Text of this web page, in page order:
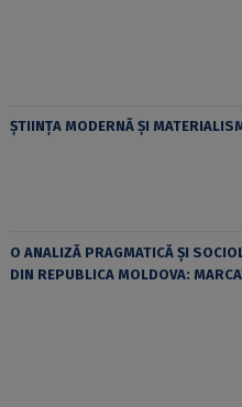
ȘTIINȚA MODERNĂ ȘI
O ANALIZĂ PRAGMATICĂ ȘI
DIN REPUBLICA MOLDOVA: